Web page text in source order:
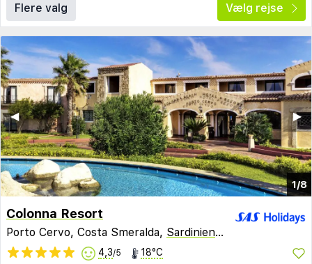
Flere valg Vælg rejse
1/8
▶︎
◀︎
Colonna Resort
Porto Cervo, Costa Smeralda, Sardinien,Italien
4,3/5 18°C